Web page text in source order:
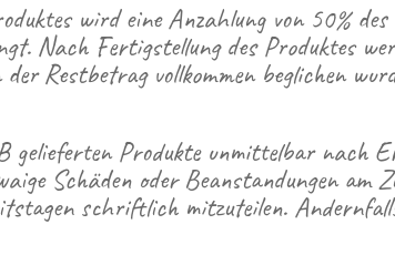
wird eine Anzahlung von 50%
Nach Fertigstellung des Produktes
Restbetrag vollkommen beglichen
gelieferten Produkte unmittelbar nach
Schäden oder Beanstandungen am
schriftlich mitzuteilen.